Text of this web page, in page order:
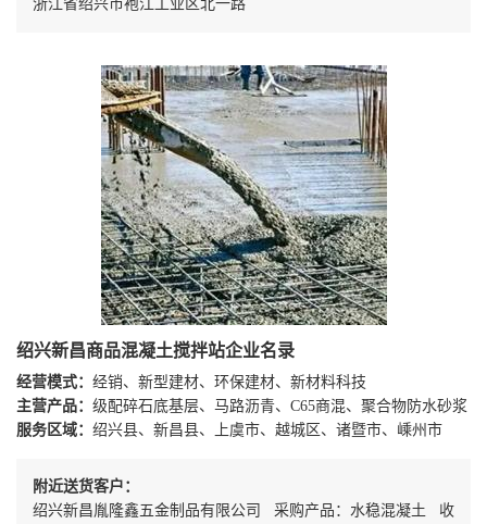
浙江省绍兴市袍江工业区北一路
绍兴新昌商品混凝土搅拌站企业名录
经营模式： 经销、新型建材、环保建材、新材料科技
主营产品： 级配碎石底基层、马路沥青、C65商混、聚合物防水砂浆
服务区域： 绍兴县、新昌县、上虞市、越城区、诸暨市、嵊州市
附近送货客户：
绍兴新昌胤隆鑫五金制品有限公司 采购产品：水稳混凝土 收